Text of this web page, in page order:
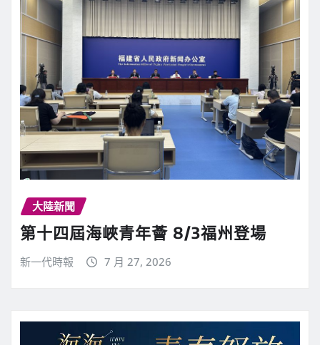
大陸新聞
第十四屆海峽青年薈 8/3福州登場
新一代時報 7 月 27, 2026